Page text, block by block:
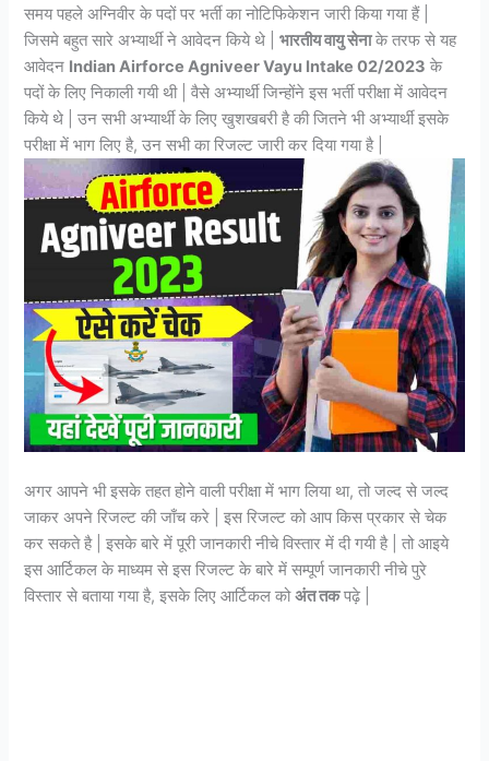
समय पहले अग्निवीर के पदों पर भर्ती का नोटिफिकेशन जारी किया गया हैं |
जिसमे बहुत सारे अभ्यार्थी ने आवेदन किये थे |भारतीय वायु सेनाके तरफ से यह
आवेदन Indian Airforce Agniveer Vayu Intake 02/2023 के
पदों के लिए निकाली गयी थी | वैसे अभ्यार्थी जिन्होंने इस भर्ती परीक्षा में आवेदन
किये थे | उन सभी अभ्यार्थी के लिए खुशखबरी है की जितने भी अभ्यार्थी इसके
परीक्षा में भाग लिए है, उन सभी का रिजल्ट जारी कर दिया गया है |
अगर आपने भी इसके तहत होने वाली परीक्षा में भाग लिया था, तो जल्द से जल्द
जाकर अपने रिजल्ट की जाँच करे | इस रिजल्ट को आप किस प्रकार से चेक
कर सकते है | इसके बारे में पूरी जानकारी नीचे विस्तार में दी गयी है | तो आइये
इस आर्टिकल के माध्यम से इस रिजल्ट के बारे में सम्पूर्ण जानकारी नीचे पुरे
विस्तार से बताया गया है, इसके लिए आर्टिकल कोअंत तकपढ़े |